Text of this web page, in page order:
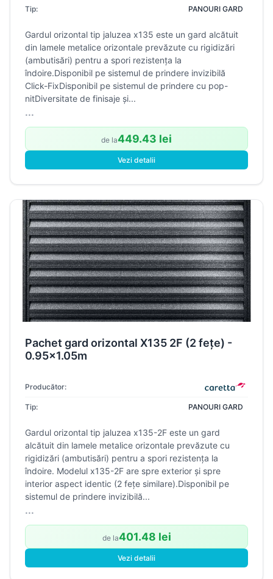
Tip: PANOURI GARD
Gardul orizontal tip jaluzea x135 este un gard alcătuit
din lamele metalice orizontale prevăzute cu rigidizări
(ambutisări) pentru a spori rezistența la
îndoire.Disponibil pe sistemul de prindere invizibilă
Click-FixDisponibil pe sistemul de prindere cu pop-
nitDiversitate de finisaje și...
...
de la449.43 lei
Vezi detalii
Pachet gard orizontal X135 2F (2 fețe) -
0.95x1.05m
Producător:
Tip: PANOURI GARD
Gardul orizontal tip jaluzea x135-2F este un gard
alcătuit din lamele metalice orizontale prevăzute cu
rigidizări (ambutisări) pentru a spori rezistența la
îndoire. Modelul x135-2F are spre exterior și spre
interior aspect identic (2 fețe similare).Disponibil pe
sistemul de prindere invizibilă...
...
de la401.48 lei
Vezi detalii